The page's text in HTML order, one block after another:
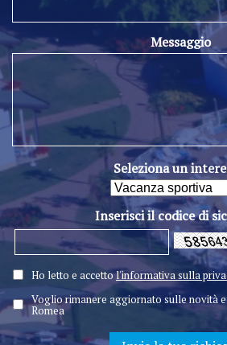
Messaggio
Seleziona un
Inserisci il codice di
Ho letto e accettol'informativa sulla
Voglio rimanere aggiornato sulle novità
Romea